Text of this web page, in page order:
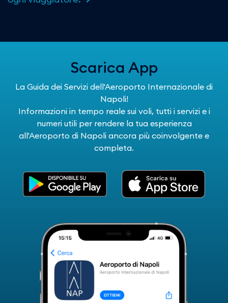
Scarica App
La Guida dei Servizi dell'Aeroporto Internazionale di
Napoli!
Informazioni in tempo reale sui voli, tutti i servizi e i
numeri utili per rendere la tua esperienza
all'Aeroporto di Napoli ancora più coinvolgente e
completa.